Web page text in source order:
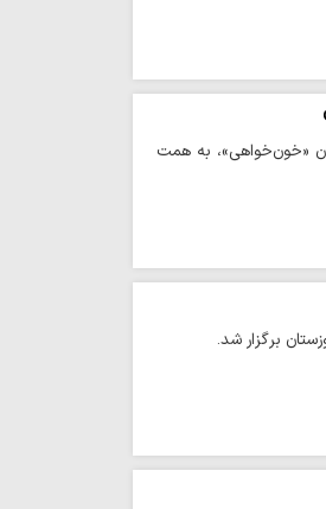
«خون‌خواهی»، به همت
برگزار شد.